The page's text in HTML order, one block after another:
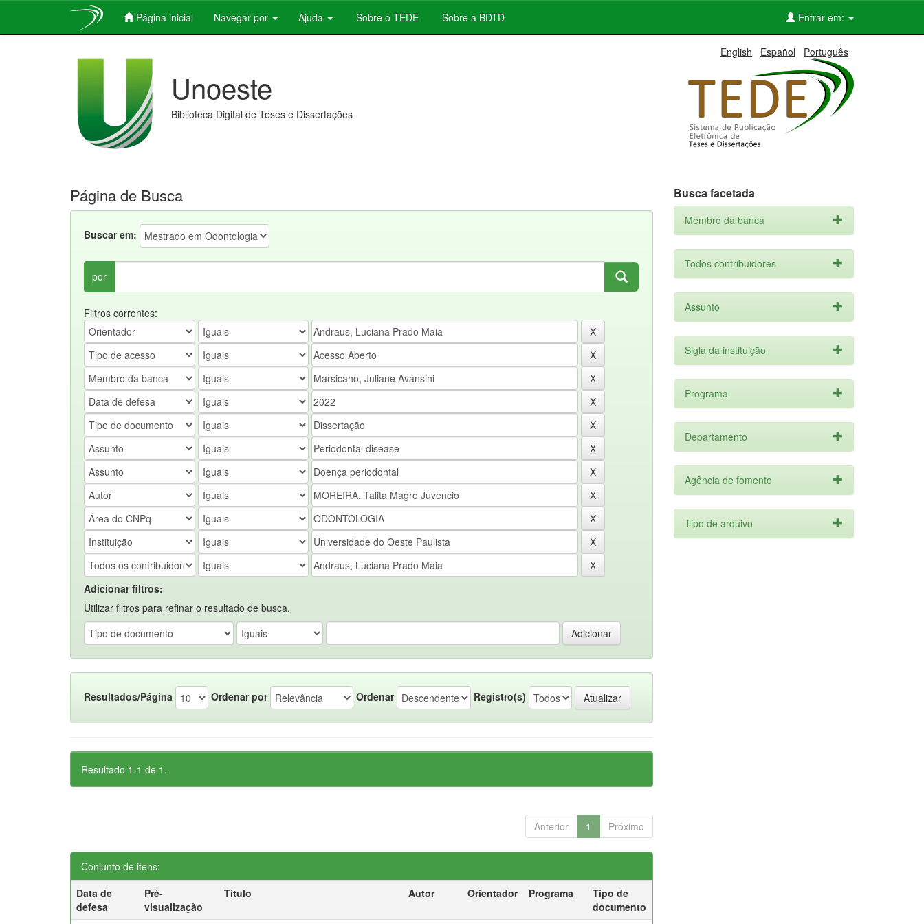
Página inicial Navegar por Ajuda Sobre o TEDE Sobre a BDTD Entrar em:
English Español Português
Unoeste
Biblioteca Digital de Teses e Dissertações
Página de Busca
Buscar em:
por
Filtros correntes:
Adicionar filtros:
Utilizar filtros para refinar o resultado de busca.
Resultados/Página Ordenar por Ordenar Registro(s)
Resultado 1-1 de 1.
Anterior 1 Próximo
Conjunto de itens:
Data de
defesa
Pré-
visualização
Título Autor Orientador Programa
Tipo de
documento
Busca facetada
Membro da banca
Todos contribuidores
Assunto
Sigla da instituição
Programa
Departamento
Agência de fomento
Tipo de arquivo